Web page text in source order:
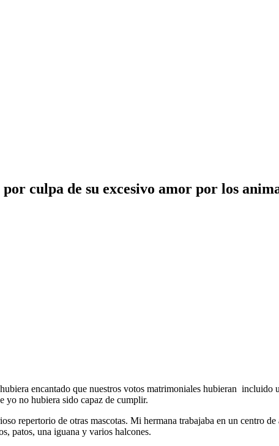
culpa de su excesivo amor por los
encantado que nuestros votos matrimoniales hubieran incluido
yo no hubiera sido capaz de cumplir.
repertorio de otras mascotas. Mi hermana trabajaba en un centro
patos, una iguana y varios halcones.